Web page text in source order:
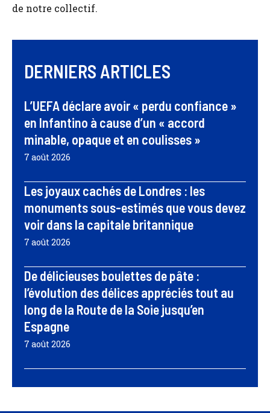
de notre collectif.
DERNIERS ARTICLES
L’UEFA déclare avoir « perdu confiance »
en Infantino à cause d’un « accord
minable, opaque et en coulisses »
7 août 2026
Les joyaux cachés de Londres : les
monuments sous-estimés que vous devez
voir dans la capitale britannique
7 août 2026
De délicieuses boulettes de pâte :
l’évolution des délices appréciés tout au
long de la Route de la Soie jusqu’en
Espagne
7 août 2026